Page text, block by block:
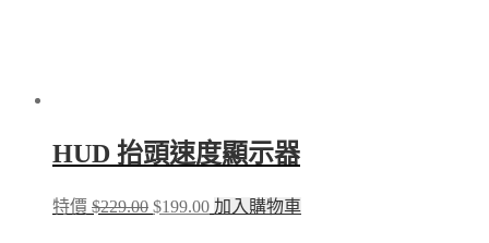
HUD 抬頭速度顯示器
特價 $229.00 Original
price
$199.00Current
price
加入購物車